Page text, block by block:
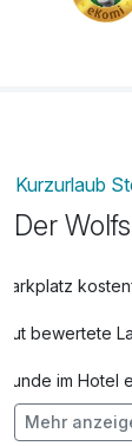
Late
pro
Kurzurlaub
Der
Parkplatz
Gut bewertete
Hunde im
Auch
Mehr